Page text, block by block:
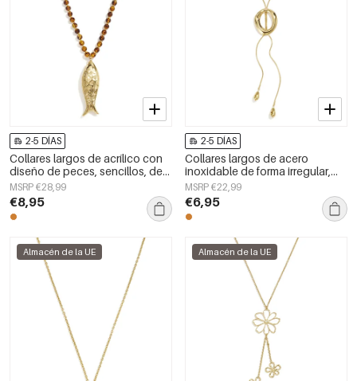
2-5 DÍAS
Collares largos de acrílico con
diseño de peces, sencillos, de
la serie Daily Simple, joyería para
mujer.
MSRP €28,99
€8,95
2-5 DÍAS
Collares largos de acero
inoxidable de forma irregular,
sencillos, de la serie Simple
Daily para mujer.
MSRP €22,99
€6,95
Almacén de la UE Almacén de la UE